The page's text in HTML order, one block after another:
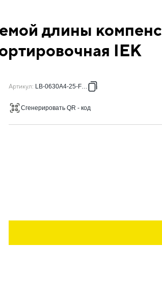
длины
IEK
Артикул: LB-0630A4-25-F-VC
Сгенерировать QR - код